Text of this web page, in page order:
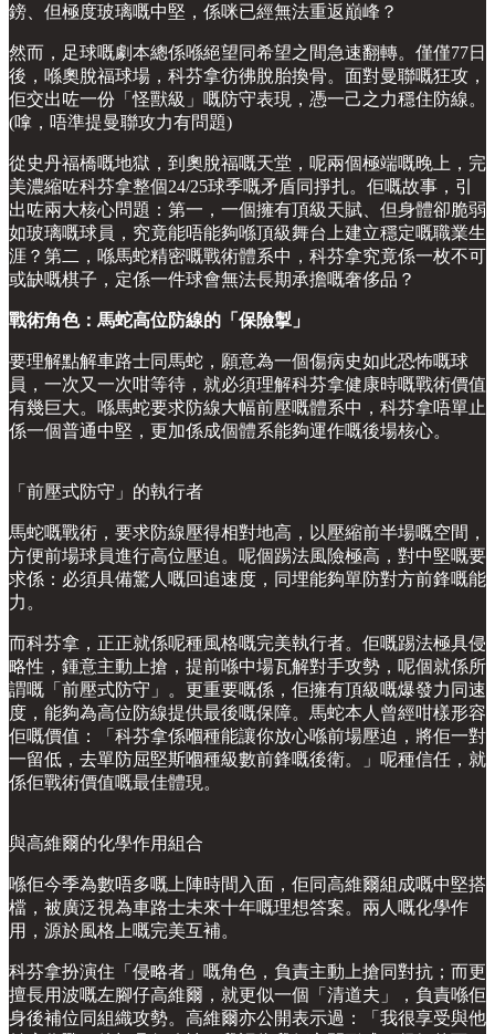
鎊、但極度玻璃嘅中堅，係咪已經無法重返巔峰？
然而，足球嘅劇本總係喺絕望同希望之間急速翻轉。僅僅77日
後，喺奧脫福球場，科芬拿彷彿脫胎換骨。面對曼聯嘅狂攻，
佢交出咗一份「怪獸級」嘅防守表現，憑一己之力穩住防線。
(嗱，唔準提曼聯攻力有問題)
從史丹福橋嘅地獄，到奧脫福嘅天堂，呢兩個極端嘅晚上，完
美濃縮咗科芬拿整個24/25球季嘅矛盾同掙扎。佢嘅故事，引
出咗兩大核心問題：第一，一個擁有頂級天賦、但身體卻脆弱
如玻璃嘅球員，究竟能唔能夠喺頂級舞台上建立穩定嘅職業生
涯？第二，喺馬蛇精密嘅戰術體系中，科芬拿究竟係一枚不可
或缺嘅棋子，定係一件球會無法長期承擔嘅奢侈品？
戰術角色：馬蛇高位防線的「保險掣」
要理解點解車路士同馬蛇，願意為一個傷病史如此恐怖嘅球
員，一次又一次咁等待，就必須理解科芬拿健康時嘅戰術價值
有幾巨大。喺馬蛇要求防線大幅前壓嘅體系中，科芬拿唔單止
係一個普通中堅，更加係成個體系能夠運作嘅後場核心。
「前壓式防守」的執行者
馬蛇嘅戰術，要求防線壓得相對地高，以壓縮前半場嘅空間，
方便前場球員進行高位壓迫。呢個踢法風險極高，對中堅嘅要
求係：必須具備驚人嘅回追速度，同埋能夠單防對方前鋒嘅能
力。
而科芬拿，正正就係呢種風格嘅完美執行者。佢嘅踢法極具侵
略性，鍾意主動上搶，提前喺中場瓦解對手攻勢，呢個就係所
謂嘅「前壓式防守」。更重要嘅係，佢擁有頂級嘅爆發力同速
度，能夠為高位防線提供最後嘅保障。馬蛇本人曾經咁樣形容
佢嘅價值：「科芬拿係嗰種能讓你放心喺前場壓迫，將佢一對
一留低，去單防屈堅斯嗰種級數前鋒嘅後衛。」呢種信任，就
係佢戰術價值嘅最佳體現。
與高維爾的化學作用組合
喺佢今季為數唔多嘅上陣時間入面，佢同高維爾組成嘅中堅搭
檔，被廣泛視為車路士未來十年嘅理想答案。兩人嘅化學作
用，源於風格上嘅完美互補。
科芬拿扮演住「侵略者」嘅角色，負責主動上搶同對抗；而更
擅長用波嘅左腳仔高維爾，就更似一個「清道夫」，負責喺佢
身後補位同組織攻勢。高維爾亦公開表示過：「我很享受與他